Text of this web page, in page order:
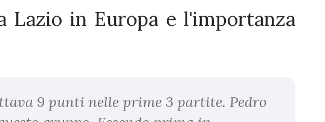
Lazio in Europa e l'importanza
9 punti nelle prime 3 partite. Pedro